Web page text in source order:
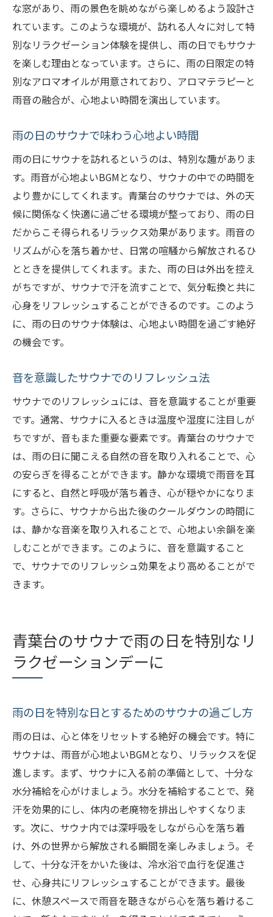
な窓があり、雨の景色を眺めながら楽しめるよう設計さ
れています。このような環境が、訪れる人々に対して特
別なリラクゼーション体験を提供し、雨の日でもサウナ
を楽しむ理由となっています。さらに、雨の日限定の特
別なアロマオイルが用意されており、アロマテラピーと
雨音の融合が、心地よい時間を演出しています。
雨の日のサウナで味わう心地よい時間
雨の日にサウナを訪れるというのは、特別な趣がありま
す。雨音が心地よいBGMとなり、サウナの中での時間を
より豊かにしてくれます。青葉台のサウナでは、外の天
候に関係なく快適に過ごせる環境が整っており、雨の日
だからこそ得られるリラックス効果があります。雨音の
リズムが心を落ち着かせ、日常の喧騒から解放されるひ
とときを提供してくれます。また、雨の日は外出を控え
がちですが、サウナで汗を流すことで、気分転換と共に
心身をリフレッシュすることができるのです。このよう
に、雨の日のサウナ体験は、心地よい時間を過ごす絶好
の機会です。
音を意識したサウナでのリフレッシュ法
サウナでのリフレッシュには、音を意識することが重要
です。通常、サウナに入るときは温度や湿度に注目しが
ちですが、音もまた重要な要素です。青葉台のサウナで
は、雨の日に聞こえる自然の音を取り入れることで、心
の安らぎを得ることができます。静かな環境で雨音を耳
にすると、自然と呼吸が落ち着き、心が穏やかになりま
す。さらに、サウナから出た後のクールダウンの時間に
は、静かな音楽を取り入れることで、心地よい余韻を楽
しむことができます。このように、音を意識すること
で、サウナでのリフレッシュ効果をより高めることがで
きます。
青葉台のサウナで雨の日を特別なリ
ラクゼーションデーに
雨の日を特別な日とするためのサウナの過ごし方
雨の日は、心と体をリセットする絶好の機会です。特に
サウナは、雨音が心地よいBGMとなり、リラックスを促
進します。まず、サウナに入る前の準備として、十分な
水分補給を心がけましょう。水分を補給することで、発
汗を効果的にし、体内の老廃物を排出しやすくなりま
す。次に、サウナ内では深呼吸をしながら心を落ち着
け、外の世界から解放される瞬間を楽しみましょう。そ
して、十分な汗をかいた後は、冷水浴で血行を促進さ
せ、心身共にリフレッシュすることができます。最後
に、休憩スペースで雨音を聴きながら心を落ち着けるこ